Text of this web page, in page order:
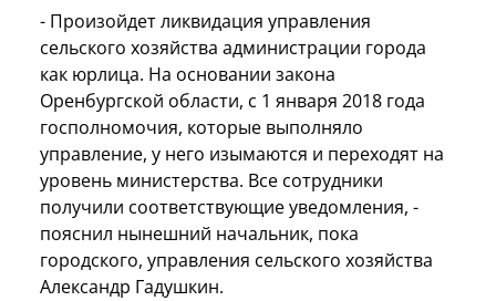
- Произойдет ликвидация управления
сельского хозяйства администрации города
как юрлица. На основании закона
Оренбургской области, с 1 января 2018 года
госполномочия, которые выполняло
управление, у него изымаются и переходят на
уровень министерства. Все сотрудники
получили соответствующие уведомления, -
пояснил нынешний начальник, пока
городского, управления сельского хозяйства
Александр Гадушкин.